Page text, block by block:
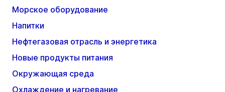
Морское оборудование
Напитки
Нефтегазовая отрасль и энергетика
Новые продукты питания
Окружающая среда
Охлаждение и нагревание